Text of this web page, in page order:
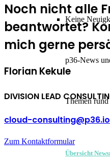
Keine
p36-News
Themen
Übersicht
Noch nicht alle
beantwortet?
mich gerne
Florian Kekule
DIVISION LEAD
cloud-consulting@p36.io
Zum Kontaktformular